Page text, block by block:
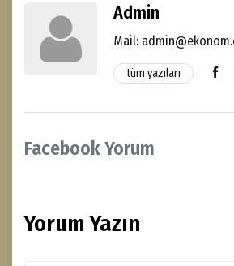
Admin
Mail:
tüm yazıları
Facebook Yorum
Yorum Yazın